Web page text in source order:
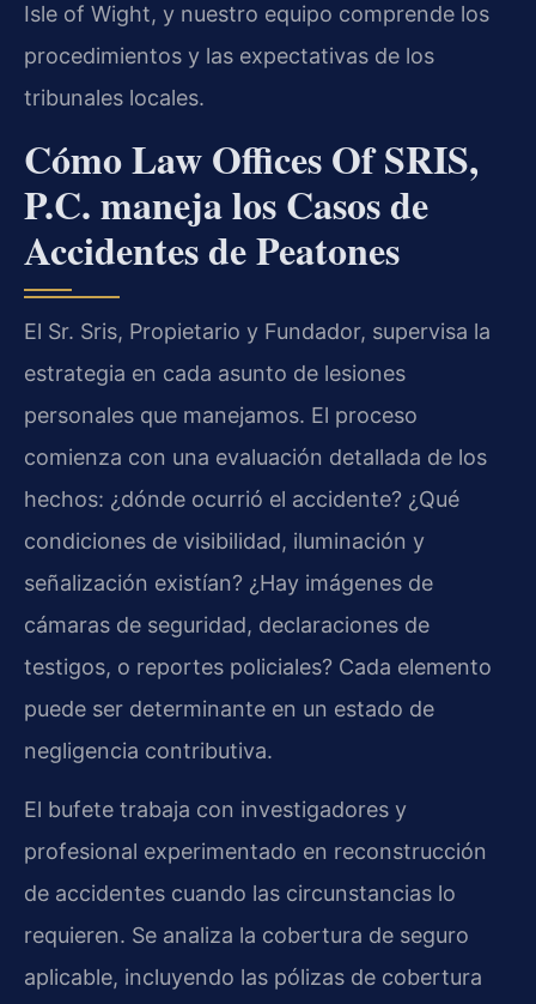
Isle of Wight, y nuestro equipo comprende los
procedimientos y las expectativas de los
tribunales locales.
Cómo Law Offices Of SRIS,
P.C. maneja los Casos de
Accidentes de Peatones
El Sr. Sris, Propietario y Fundador, supervisa la
estrategia en cada asunto de lesiones
personales que manejamos. El proceso
comienza con una evaluación detallada de los
hechos: ¿dónde ocurrió el accidente? ¿Qué
condiciones de visibilidad, iluminación y
señalización existían? ¿Hay imágenes de
cámaras de seguridad, declaraciones de
testigos, o reportes policiales? Cada elemento
puede ser determinante en un estado de
negligencia contributiva.
El bufete trabaja con investigadores y
profesional experimentado en reconstrucción
de accidentes cuando las circunstancias lo
requieren. Se analiza la cobertura de seguro
aplicable, incluyendo las pólizas de cobertura